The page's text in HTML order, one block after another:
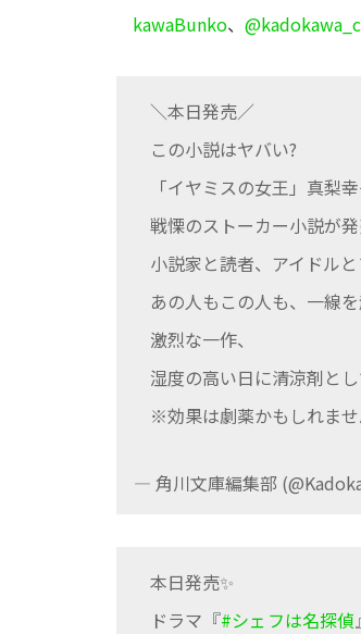
kawaBunko、
＼本日発売／
この小説はヤバい?
「イヤミスの女王」真梨
戦慄のストーカー小説が発
小説家と読者、アイドルと
あの人もこの人も、一線
激烈な一作、
湿度の高い日に清涼剤と
※効果は劇薬かもしれませ
— 角川文庫編集部
本日発売✨
ドラマ『#シェフは名探偵